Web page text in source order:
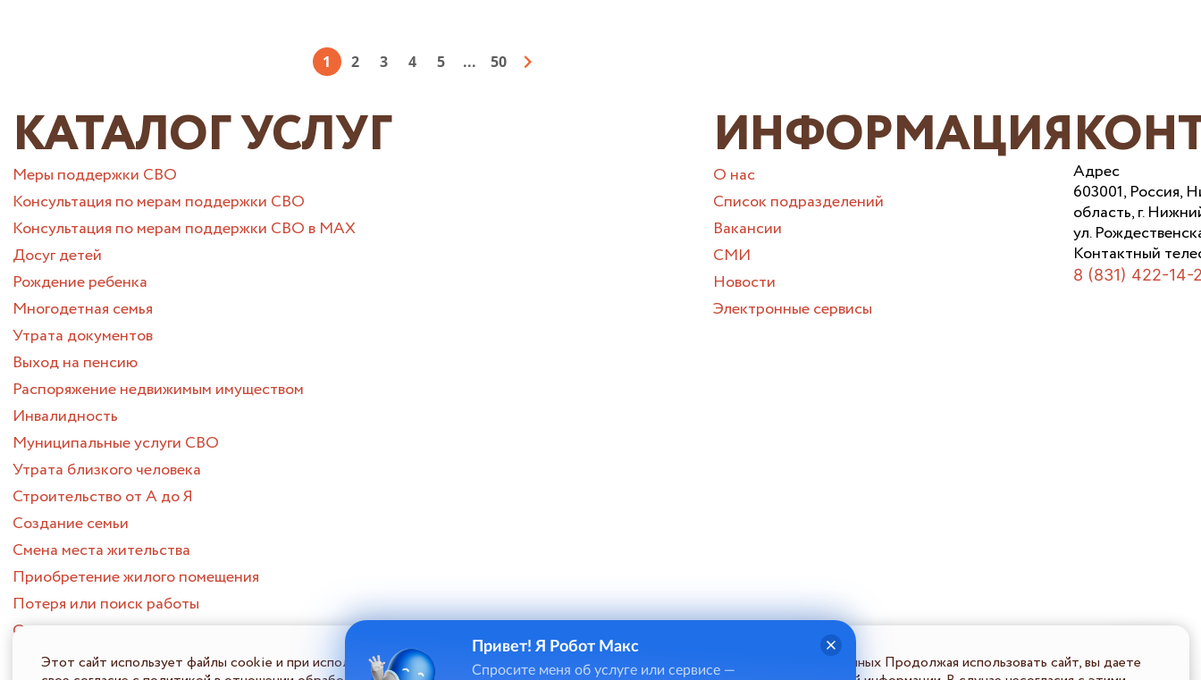
1 2 3 4 5 ... 50
КАТАЛОГ УСЛУГ
Меры поддержки СВО
Консультация по мерам поддержки СВО
Консультация по мерам поддержки СВО в МАХ
Досуг детей
Рождение ребенка
Многодетная семья
Утрата документов
Выход на пенсию
Распоряжение недвижимым имуществом
Инвалидность
Муниципальные услуги СВО
Утрата близкого человека
Строительство от А до Я
Создание семьи
Смена места жительства
Приобретение жилого помещения
Потеря или поиск работы
Опека и попечительство
ИНФОРМАЦИЯ
О нас
Список подразделений
Вакансии
СМИ
Новости
Электронные сервисы
Адрес
603001, Россия,
область, г.
ул.
Контактный
8 (831) 422-14-
ПРЕДОСТАВЛЕНИЯ ГОСУДАРСТВЕННЫХ И МУНИЦИПАЛЬНЫХ
УСЛУГ НИЖЕГОРОДСКОЙ ОБЛАСТИ
Этот сайт использует файлы cookie и при использовании онлайн-чата в некоторых случаях потребуется ввод персональных данных Продолжая использовать сайт, вы даете
Привет! Я Робот Макс
Спросите меня об услуге или сервисе —